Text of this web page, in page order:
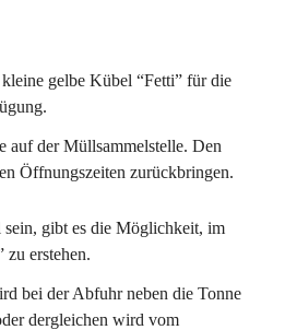
gelbe Kübel “Fetti” für die
auf der Müllsammelstelle. Den
Öffnungszeiten zurückbringen.
gibt es die Möglichkeit, im
zu erstehen.
bei der Abfuhr neben die Tonne
dergleichen wird vom